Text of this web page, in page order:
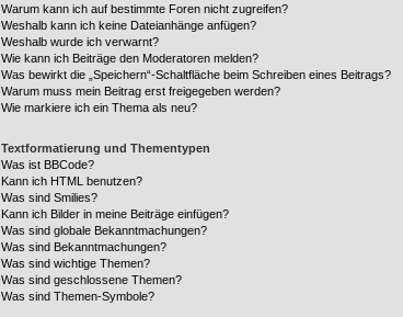
Warum kann ich auf bestimmte Foren nicht zugreifen?
Weshalb kann ich keine Dateianhänge anfügen?
Weshalb wurde ich verwarnt?
Wie kann ich Beiträge den Moderatoren melden?
Was bewirkt die „Speichern“-Schaltfläche beim Schreiben eines Beitrags?
Warum muss mein Beitrag erst freigegeben werden?
Wie markiere ich ein Thema als neu?
Textformatierung und Thementypen
Was ist BBCode?
Kann ich HTML benutzen?
Was sind Smilies?
Kann ich Bilder in meine Beiträge einfügen?
Was sind globale Bekanntmachungen?
Was sind Bekanntmachungen?
Was sind wichtige Themen?
Was sind geschlossene Themen?
Was sind Themen-Symbole?